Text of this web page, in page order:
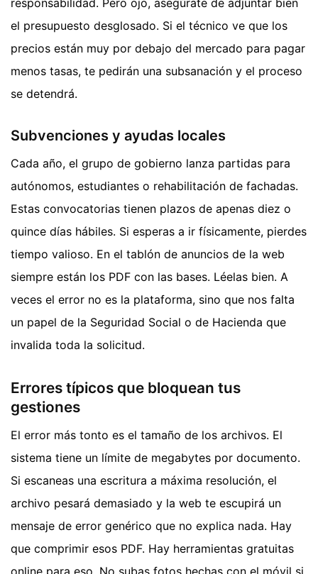
el presupuesto desglosado. Si el técnico ve que los
precios están muy por debajo del mercado para pagar
menos tasas, te pedirán una subsanación y el proceso
se detendrá.
Subvenciones y ayudas locales
Cada año, el grupo de gobierno lanza partidas para
autónomos, estudiantes o rehabilitación de fachadas.
Estas convocatorias tienen plazos de apenas diez o
quince días hábiles. Si esperas a ir físicamente, pierdes
tiempo valioso. En el tablón de anuncios de la web
siempre están los PDF con las bases. Léelas bien. A
veces el error no es la plataforma, sino que nos falta
un papel de la Seguridad Social o de Hacienda que
invalida toda la solicitud.
Errores típicos que bloquean tus
gestiones
El error más tonto es el tamaño de los archivos. El
sistema tiene un límite de megabytes por documento.
Si escaneas una escritura a máxima resolución, el
archivo pesará demasiado y la web te escupirá un
mensaje de error genérico que no explica nada. Hay
que comprimir esos PDF. Hay herramientas gratuitas